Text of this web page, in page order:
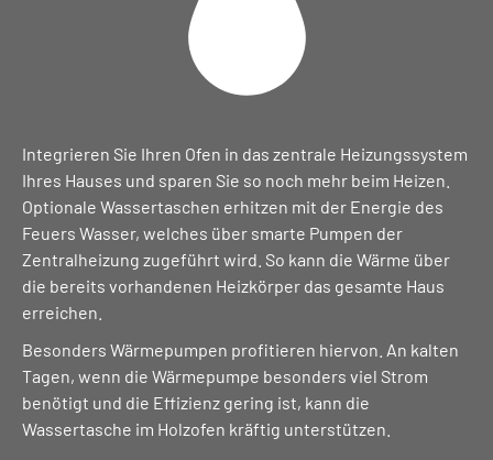
Integrieren Sie Ihren Ofen in das zentrale Heizungssystem
Ihres Hauses und sparen Sie so noch mehr beim Heizen.
Optionale Wassertaschen erhitzen mit der Energie des
Feuers Wasser, welches über smarte Pumpen der
Zentralheizung zugeführt wird. So kann die Wärme über
die bereits vorhandenen Heizkörper das gesamte Haus
erreichen.
Besonders Wärmepumpen profitieren hiervon. An kalten
Tagen, wenn die Wärmepumpe besonders viel Strom
benötigt und die Effizienz gering ist, kann die
Wassertasche im Holzofen kräftig unterstützen.